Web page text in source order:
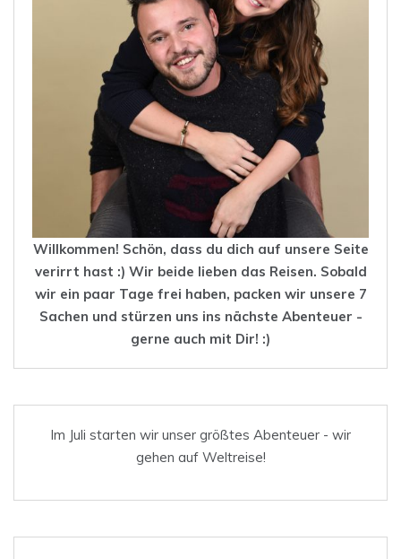
Willkommen! Schön, dass du dich auf unsere Seite
verirrt hast :) Wir beide lieben das Reisen. Sobald
wir ein paar Tage frei haben, packen wir unsere 7
Sachen und stürzen uns ins nächste Abenteuer -
gerne auch mit Dir! :)
Im Juli starten wir unser größtes Abenteuer - wir
gehen auf Weltreise!